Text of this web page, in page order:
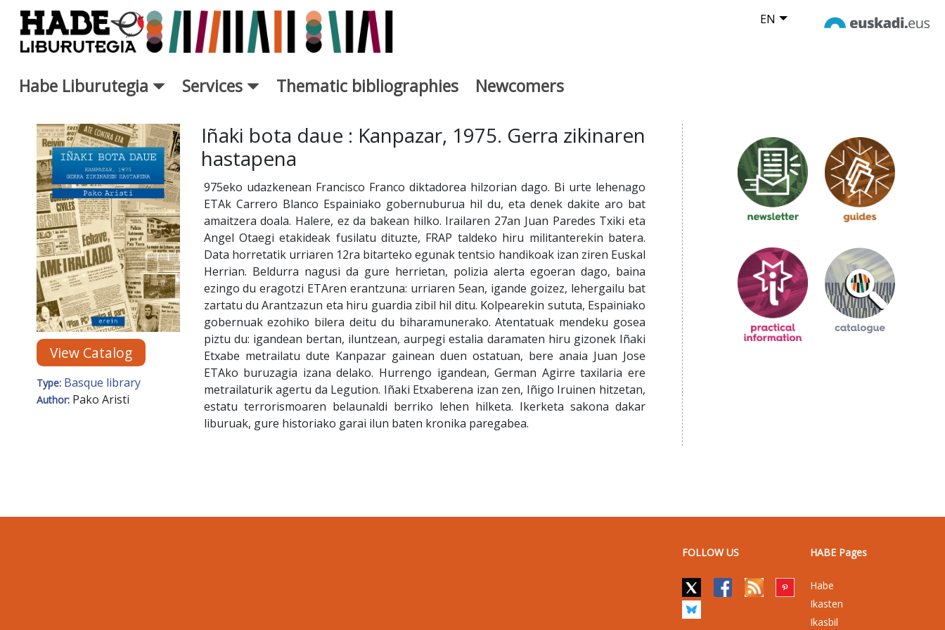
Skip to Main Content EN
Habe Liburutegia Services Thematic bibliographies Newcomers
New Books Card - Liburutegia
View Catalog
Type: Basque library
Author: Pako Aristi
Iñaki bota daue : Kanpazar, 1975. Gerra zikinaren
hastapena
975eko udazkenean Francisco Franco diktadorea hilzorian dago. Bi urte lehenago
ETAk Carrero Blanco Espainiako gobernuburua hil du, eta denek dakite aro bat
amaitzera doala. Halere, ez da bakean hilko. Irailaren 27an Juan Paredes Txiki eta
Angel Otaegi etakideak fusilatu dituzte, FRAP taldeko hiru militanterekin batera.
Data horretatik urriaren 12ra bitarteko egunak tentsio handikoak izan ziren Euskal
Herrian. Beldurra nagusi da gure herrietan, polizia alerta egoeran dago, baina
ezingo du eragotzi ETAren erantzuna: urriaren 5ean, igande goizez, lehergailu bat
zartatu du Arantzazun eta hiru guardia zibil hil ditu. Kolpearekin sututa, Espainiako
gobernuak ezohiko bilera deitu du biharamunerako. Atentatuak mendeku gosea
piztu du: igandean bertan, iluntzean, aurpegi estalia daramaten hiru gizonek Iñaki
Etxabe metrailatu dute Kanpazar gainean duen ostatuan, bere anaia Juan Jose
ETAko buruzagia izana delako. Hurrengo igandean, German Agirre taxilaria ere
metrailaturik agertu da Legution. Iñaki Etxaberena izan zen, Iñigo Iruinen hitzetan,
estatu terrorismoaren belaunaldi berriko lehen hilketa. Ikerketa sakona dakar
liburuak, gure historiako garai ilun baten kronika paregabea.
FOLLOW US HABE Pages
Habe
Ikasten
Ikasbil